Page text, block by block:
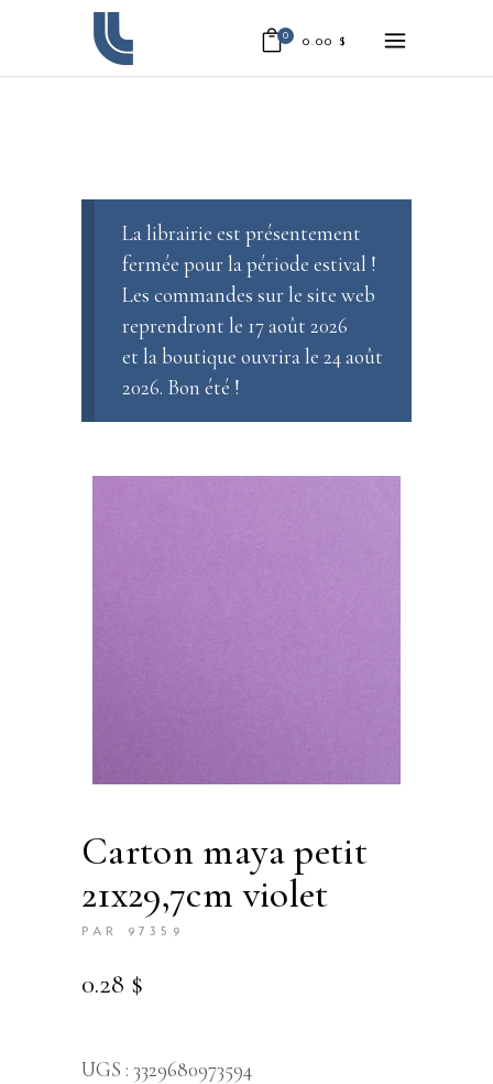
0 0.00 $
La librairie est présentement
fermée pour la période estival !
Les commandes sur le site web
reprendront le 17 août 2026
et la boutique ouvrira le 24 août
2026. Bon été !
carton maya petit
21x29,7cm violet
PAR 97359
0.28 $
UGS : 3329680973594